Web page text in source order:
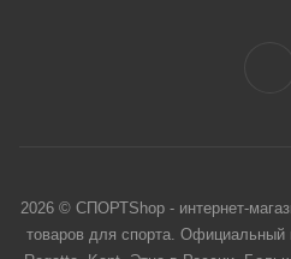
2026 © СПОРТShop - интернет-
товаров для спорта. Официальный